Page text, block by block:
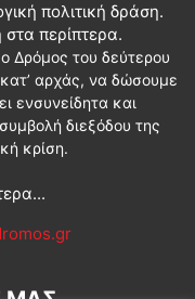
πολιτική δράση.
περίπτερα.
ο Δρόμος του δεύτερου
αρχάς, να δώσουμε
ενσυνείδητα και
διεξόδου της
κρίση.